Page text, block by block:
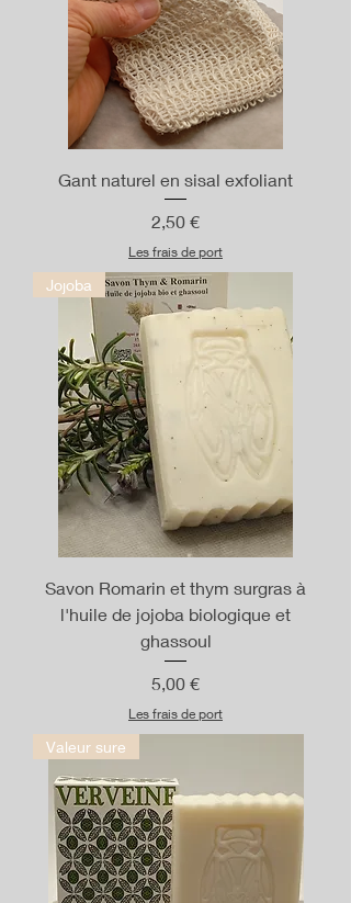
Gant naturel en sisal exfoliant
Prix
2,50 €
Les frais de port
Jojoba
Savon Romarin et thym surgras à
l'huile de jojoba biologique et
ghassoul
Prix
5,00 €
Les frais de port
Valeur sure